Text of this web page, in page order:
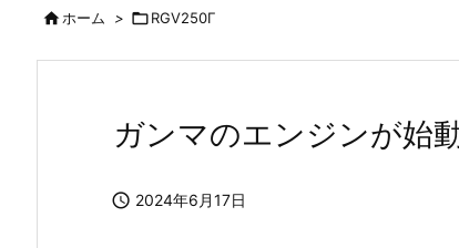
ホーム > RGV250Γ
ガンマのエンジンが始
 2024年6月17日